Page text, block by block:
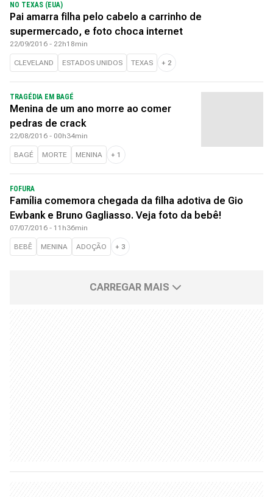
NO TEXAS (EUA)
Pai amarra filha pelo cabelo a carrinho de
supermercado, e foto choca internet
22/09/2016 - 22h18min
CLEVELAND ESTADOS UNIDOS TEXAS + 2
TRAGÉDIA EM BAGÉ
Menina de um ano morre ao comer
pedras de crack
22/08/2016 - 00h34min
BAGÉ MORTE MENINA + 1
FOFURA
Família comemora chegada da filha adotiva de Gio
Ewbank e Bruno Gagliasso. Veja foto da bebê!
07/07/2016 - 11h36min
BEBÊ MENINA ADOÇÃO + 3
CARREGAR MAIS